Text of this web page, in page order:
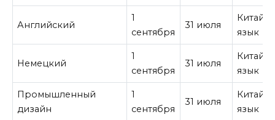
Английский
1
сентября
31 июля
язык
Немецкий
1
сентября
31 июля
язык
Промышленный
дизайн
1
сентября
31 июля
язык